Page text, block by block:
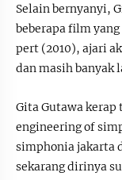
Selain bernyanyi,
beberapa film
pert (2010), ajari
dan masih banyak
Gita Gutawa
engineering of
simphonia jakarta
sekarang dirinya